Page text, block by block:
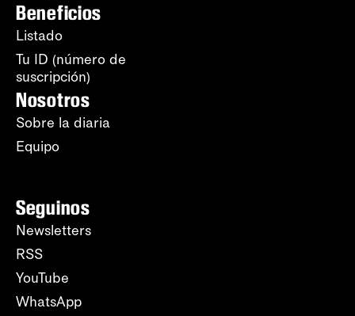
Beneficios
Listado
Tu ID (número de
suscripción)
Nosotros
Sobre la diaria
Equipo
Seguinos
Newsletters
RSS
YouTube
WhatsApp